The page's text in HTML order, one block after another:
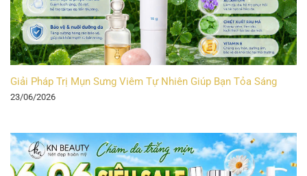
Giải Pháp Trị Mụn Sưng Viêm Tự Nhiên Giúp Bạn Tỏa Sáng
23/06/2026